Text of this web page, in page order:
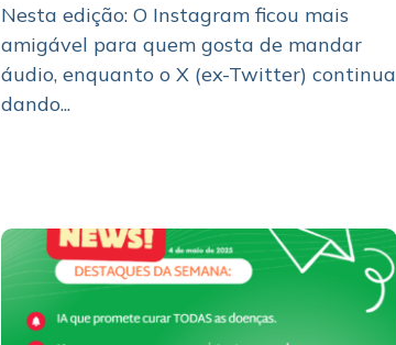
Nesta edição: O Instagram ficou mais
amigável para quem gosta de mandar
áudio, enquanto o X (ex-Twitter) continua
dando...